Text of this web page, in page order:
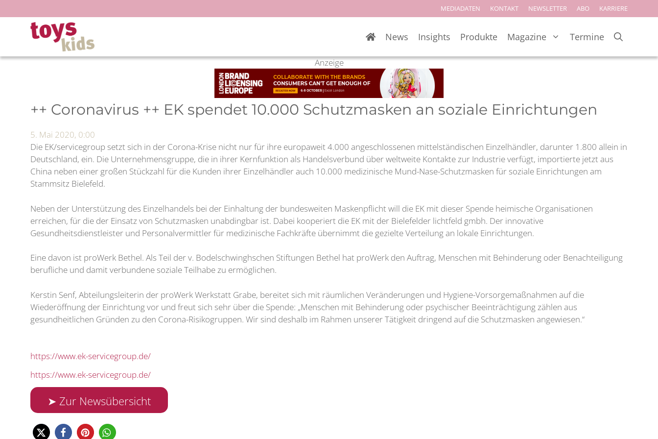
Inhalt
springen
MEDIADATEN KONTAKT NEWSLETTER ABO KARRIERE
News Insights Produkte Magazine Termine
Anzeige
++ Coronavirus ++ EK spendet 10.000 Schutzmasken an soziale Einrichtungen
5. Mai 2020, 0:00
Die EK/servicegroup setzt sich in der Corona-Krise nicht nur für ihre europaweit 4.000 angeschlossenen mittelständischen Einzelhändler, darunter 1.800 allein in
Deutschland, ein. Die Unternehmensgruppe, die in ihrer Kernfunktion als Handelsverbund über weltweite Kontakte zur Industrie verfügt, importierte jetzt aus
China neben einer großen Stückzahl für die Kunden ihrer Einzelhändler auch 10.000 medizinische Mund-Nase-Schutzmasken für soziale Einrichtungen am
Stammsitz Bielefeld.
Neben der Unterstützung des Einzelhandels bei der Einhaltung der bundesweiten Maskenpflicht will die EK mit dieser Spende heimische Organisationen
erreichen, für die der Einsatz von Schutzmasken unabdingbar ist. Dabei kooperiert die EK mit der Bielefelder lichtfeld gmbh. Der innovative
Gesundheitsdienstleister und Personalvermittler für medizinische Fachkräfte übernimmt die gezielte Verteilung an lokale Einrichtungen.
Eine davon ist proWerk Bethel. Als Teil der v. Bodelschwinghschen Stiftungen Bethel hat proWerk den Auftrag, Menschen mit Behinderung oder Benachteiligung
berufliche und damit verbundene soziale Teilhabe zu ermöglichen.
Kerstin Senf, Abteilungsleiterin der proWerk Werkstatt Grabe, bereitet sich mit räumlichen Veränderungen und Hygiene-Vorsorgemaßnahmen auf die
Wiederöffnung der Einrichtung vor und freut sich sehr über die Spende: „Menschen mit Behinderung oder psychischer Beeinträchtigung zählen aus
gesundheitlichen Gründen zu den Corona-Risikogruppen. Wir sind deshalb im Rahmen unserer Tätigkeit dringend auf die Schutzmasken angewiesen.“
https://www.ek-servicegroup.de/
https://www.ek-servicegroup.de/
➤ Zur Newsübersicht